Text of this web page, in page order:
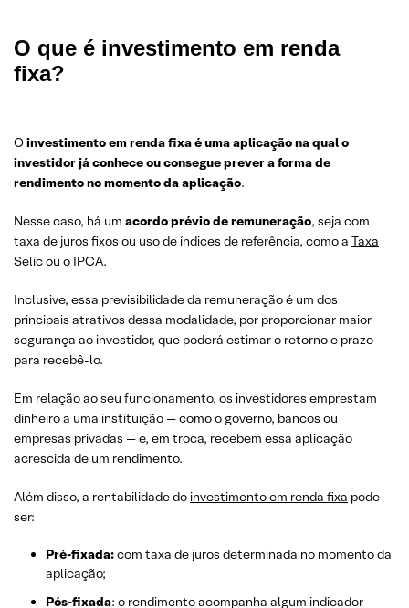
O que é investimento em renda
fixa?
Oinvestimento em renda fixa é uma aplicação na qual o
investidor já conhece ou consegue prever a forma de
rendimento no momento da aplicação.
Nesse caso, há um acordo prévio de remuneração, seja com
taxa de juros fixos ou uso de índices de referência, como a Taxa
Selicou o IPCA.
Inclusive, essa previsibilidade da remuneração é um dos
principais atrativos dessa modalidade, por proporcionar maior
segurança ao investidor, que poderá estimar o retorno e prazo
para recebê-lo.
Em relação ao seu funcionamento, os investidores emprestam
dinheiro a uma instituição — como o governo, bancos ou
empresas privadas — e, em troca, recebem essa aplicação
acrescida de um rendimento.
Além disso, a rentabilidade do investimento em renda fixa pode
ser:
Pré-fixada:com taxa de juros determinada no momento da
aplicação;
Pós-fixada: o rendimento acompanha algum indicador